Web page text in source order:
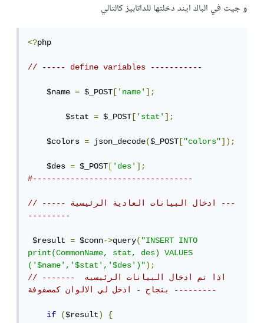
و جيت في الباك ايند دخلتها للداتابيز كالتالي
<?php
// ----- define variables -----------
    $name
= $_POST ['name'];
	$stat
= $_POST ['stat'];
    $colors
= json_decode($_POST ["colors"]);
    $des
= $_POST ['des'];
#----------------------------------
// ----- ادخال البيانات العادية الرئيسية ---
---------
$result = $conn->query("INSERT INTO
print(CommonName, stat, des) VALUES
('$name','$stat','$des')");
// ------- اذا تم ادخال البيانات الرئيسيه
بنجاح - ادخل لي الالوان كمصفوفة ---------
if ($result) {